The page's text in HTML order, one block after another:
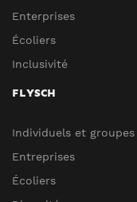
Enterprises
Écoliers
Inclusivité
FLYSCH
Individuels et groupes
Entreprises
Écoliers